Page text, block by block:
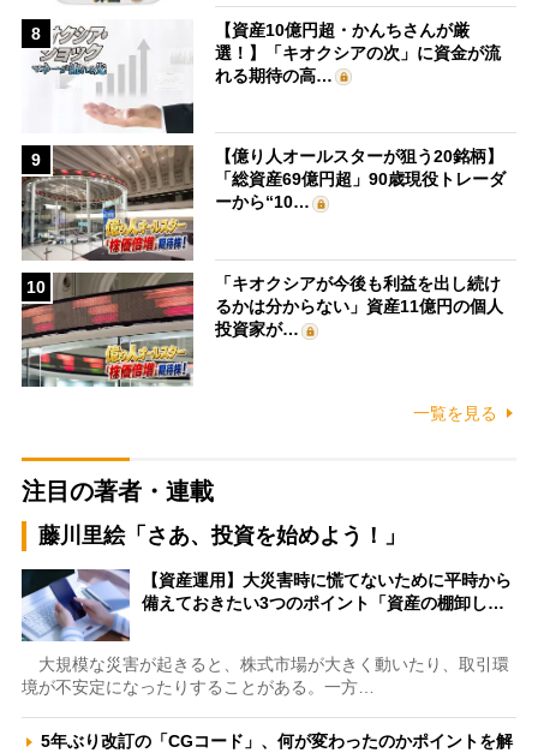
8
【資産10億円超・かんちさんが厳
選！】「キオクシアの次」に資金が流
れる期待の高…
9
【億り人オールスターが狙う20銘柄】
「総資産69億円超」90歳現役トレーダ
ーから“10…
10
「キオクシアが今後も利益を出し続け
るかは分からない」資産11億円の個人
投資家が…
一覧を見る
注目の著者・連載
藤川里絵「さあ、投資を始めよう！」
【資産運用】大災害時に慌てないために平時から
備えておきたい3つのポイント「資産の棚卸し…
大規模な災害が起きると、株式市場が大きく動いたり、取引環
境が不安定になったりすることがある。一方…
5年ぶり改訂の「CGコード」、何が変わったのかポイントを解